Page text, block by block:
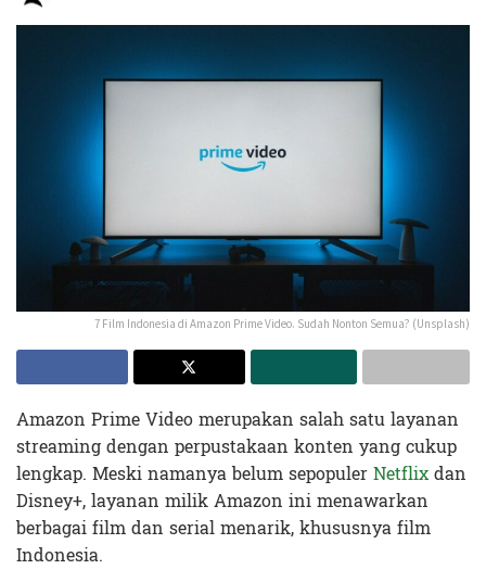
7 Film Indonesia di Amazon Prime Video. Sudah Nonton Semua? (Unsplash)
Amazon Prime Video merupakan salah satu layanan
streaming dengan perpustakaan konten yang cukup
lengkap. Meski namanya belum sepopulerNetflixdan
Disney+, layanan milik Amazon ini menawarkan
berbagai film dan serial menarik, khususnya film
Indonesia.